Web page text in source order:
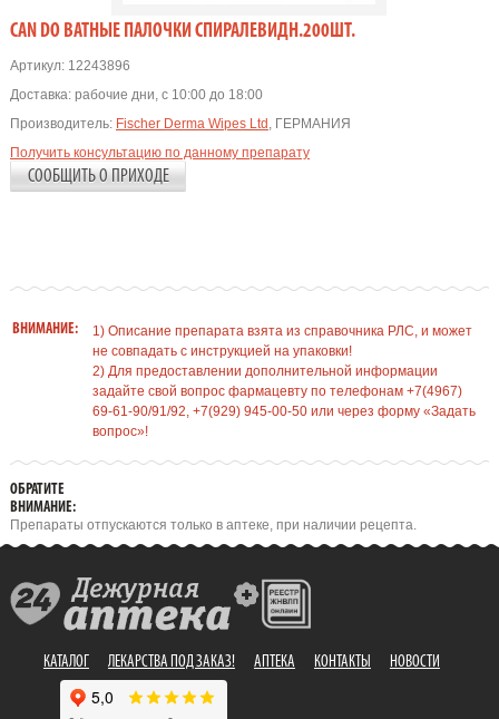
CAN DO ВАТНЫЕ ПАЛОЧКИ СПИРАЛЕВИДН.200ШТ.
Артикул:12243896
Доставка: рабочие дни, с 10:00 до 18:00
Производитель: Fischer Derma Wipes Ltd , ГЕРМАНИЯ
Получить консультацию по данному препарату
СООБЩИТЬ О ПРИХОДЕ
ВНИМАНИЕ:
1) Описание препарата взята из справочника РЛС, и может
не совпадать с инструкцией на упаковки!
2) Для предоставлении дополнительной информации
задайте свой вопрос фармацевту по телефонам +7(4967)
69-61-90/91/92, +7(929) 945-00-50 или через форму «Задать
вопрос»!
ОБРАТИТЕ
ВНИМАНИЕ:
Препараты отпускаются только в аптеке, при наличии рецепта.
КАТАЛОГ ЛЕКАРСТВА ПОД ЗАКАЗ! АПТЕКА КОНТАКТЫ НОВОСТИ